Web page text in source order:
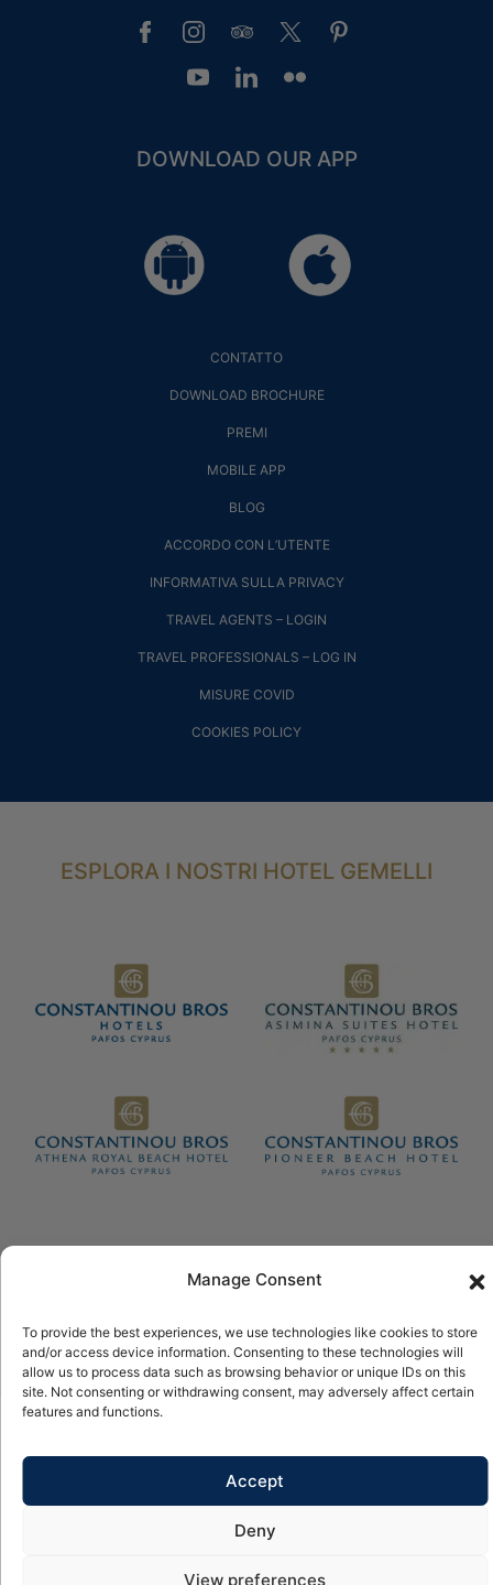
Manage Consent
To provide the best experiences, we use technologies like cookies to store
and/or access device information. Consenting to these technologies will
allow us to process data such as browsing behavior or unique IDs on this
site. Not consenting or withdrawing consent, may adversely affect certain
features and functions.
Accept
Deny
View preferences
DOWNLOAD OUR APP
CONTATTO
DOWNLOAD BROCHURE
PREMI
MOBILE APP
BLOG
ACCORDO CON L’UTENTE
INFORMATIVA SULLA PRIVACY
TRAVEL AGENTS – LOGIN
TRAVEL PROFESSIONALS – LOG IN
MISURE COVID
COOKIES POLICY
ESPLORA I NOSTRI HOTEL GEMELLI
riservati.